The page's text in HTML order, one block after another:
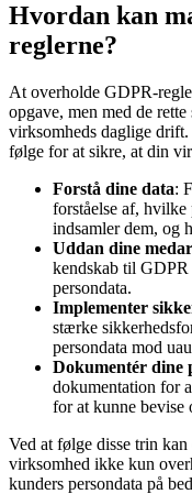
Hvordan kan
reglerne?
At overholde GDPR-
opgave, men med de
virksomheds daglige
følge for at sikre, at din
Forstå dine data:
forståelse af, hvilke
indsamler dem, og
Uddan dine
kendskab til GDPR
persondata.
Implementer
stærke
persondata mod
Dokumentér dine
dokumentation for
for at kunne bevise
Ved at følge disse trin
virksomhed ikke kun
kunders persondata på